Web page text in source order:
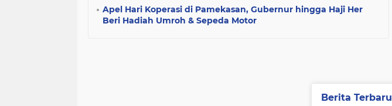
Apel Hari Koperasi di Pamekasan, Gubernur hingga Haji Her
Beri Hadiah Umroh & Sepeda Motor
Berita Terbaru